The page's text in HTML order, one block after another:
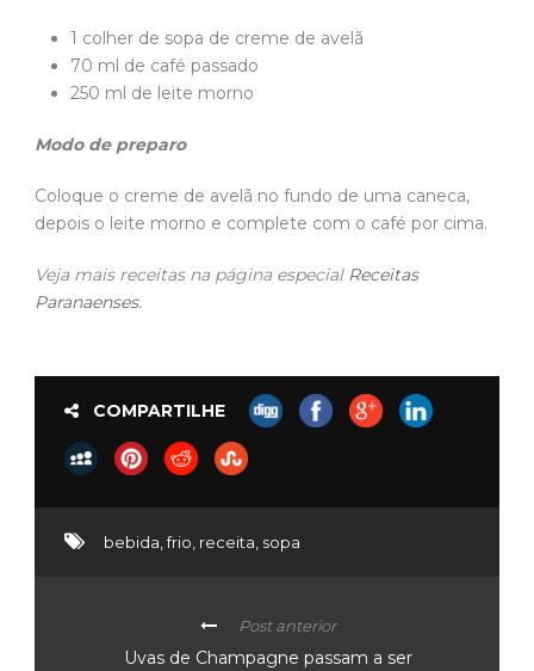
1 colher de sopa de creme de avelã
70 ml de café passado
250 ml de leite morno
Modo de preparo
Coloque o creme de avelã no fundo de uma caneca,
depois o leite morno e complete com o café por cima.
Veja mais receitas na página especial Receitas
Paranaenses.
COMPARTILHE
bebida frio receita sopa
Post anterior
Uvas de Champagne passam a ser